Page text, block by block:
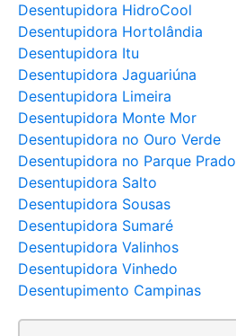
Desentupidora HidroCool
Desentupidora Hortolândia
Desentupidora Itu
Desentupidora Jaguariúna
Desentupidora Limeira
Desentupidora Monte Mor
Desentupidora no Ouro Verde
Desentupidora no Parque Prado
Desentupidora Salto
Desentupidora Sousas
Desentupidora Sumaré
Desentupidora Valinhos
Desentupidora Vinhedo
Desentupimento Campinas